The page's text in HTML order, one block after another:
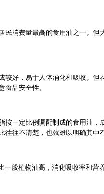
民消费量最高的食用油之一。但
较好，易于人体消化和吸收。但
食品安全性。
按一定比例调配制成的食用油，
往不清楚，也就难以明确其中
般植物油高，消化吸收率和营